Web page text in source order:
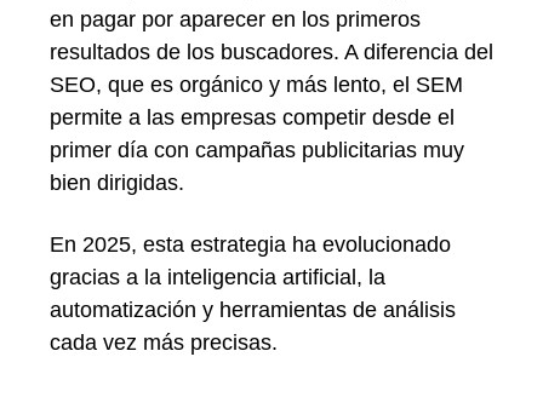
en pagar por aparecer en los primeros
resultados de los buscadores. A diferencia del
SEO, que es orgánico y más lento, el SEM
permite a las empresas competir desde el
primer día con campañas publicitarias muy
bien dirigidas.
En 2025, esta estrategia ha evolucionado
gracias a la inteligencia artificial, la
automatización y herramientas de análisis
cada vez más precisas.